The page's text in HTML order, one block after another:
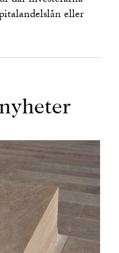
eller